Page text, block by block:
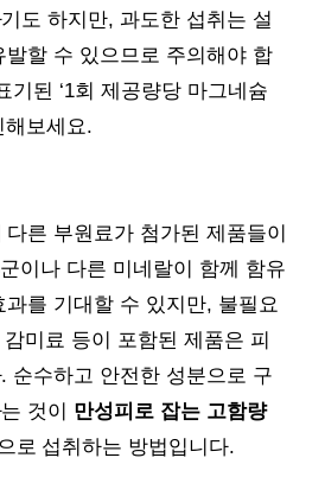
도 하지만, 과도한 섭취는 설
할 수 있으므로 주의해야 합
기된 ‘1회 제공량당 마그네슘
해보세요.
른 부원료가 첨가된 제품들이
이나 다른 미네랄이 함께 함유
를 기대할 수 있지만, 불필요
미료 등이 포함된 제품은 피
순수하고 안전한 성분으로 구
것이 만성피로 잡는 고함량
로 섭취하는 방법입니다.